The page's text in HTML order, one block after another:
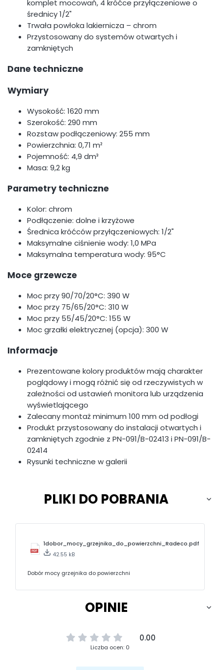
komplet mocowań, 4 króćce przyłączeniowe o
średnicy 1/2"
Trwała powłoka lakiernicza – chrom
Przystosowany do systemów otwartych i
zamkniętych
Dane techniczne
Wymiary
Wysokość: 1620 mm
Szerokość: 290 mm
Rozstaw podłączeniowy: 255 mm
Powierzchnia: 0,71 m²
Pojemność: 4,9 dm³
Masa: 9,2 kg
Parametry techniczne
Kolor: chrom
Podłączenie: dolne i krzyżowe
Średnica króćców przyłączeniowych: 1/2"
Maksymalne ciśnienie wody: 1,0 MPa
Maksymalna temperatura wody: 95°C
Moce grzewcze
Moc przy 90/70/20°C: 390 W
Moc przy 75/65/20°C: 310 W
Moc przy 55/45/20°C: 155 W
Moc grzałki elektrycznej (opcja): 300 W
Informacje
Prezentowane kolory produktów mają charakter
poglądowy i mogą różnić się od rzeczywistych w
zależności od ustawień monitora lub urządzenia
wyświetlającego
Zalecany montaż minimum 100 mm od podłogi
Produkt przystosowany do instalacji otwartych i
zamkniętych zgodnie z PN-091/B-02413 i PN-091/B-
02414
Rysunki techniczne w galerii
PLIKI DO POBRANIA
1dobor_mocy_grzejnika_do_powierzchni_Radeco.pdf
42.55 kB
Dobór mocy grzejnika do powierzchni
OPINIE
0.00
Liczba ocen: 0